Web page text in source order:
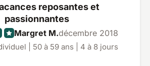
une ambiance merveilleusement
ce soit dans le magnifique jardin
ma belle chambre, en mangeant
j'ai toujours soigné et
J'espère vraiment que je pourrai
reposantes et
passionnantes
Margret M.décembre 2018
| 50 à 59 ans | 4 à 8 jours